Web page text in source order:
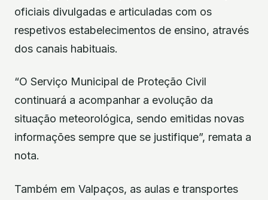
oficiais divulgadas e articuladas com os
respetivos estabelecimentos de ensino, através
dos canais habituais.
“O Serviço Municipal de Proteção Civil
continuará a acompanhar a evolução da
situação meteorológica, sendo emitidas novas
informações sempre que se justifique”, remata a
nota.
Também em Valpaços, as aulas e transportes